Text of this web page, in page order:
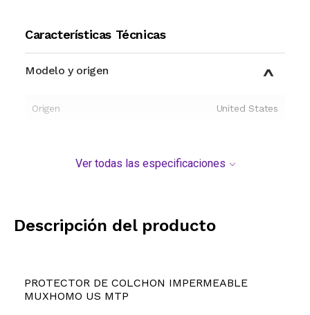
Características Técnicas
Modelo y origen
Origen United States
Ver todas las especificaciones
Descripción del producto
PROTECTOR DE COLCHON IMPERMEABLE
MUXHOMO US MTP